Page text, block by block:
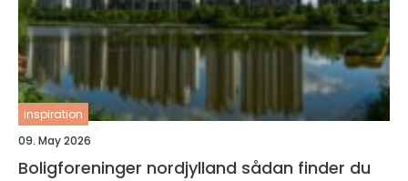
inspiration
09. May 2026
Boligforeninger nordjylland sådan finder du